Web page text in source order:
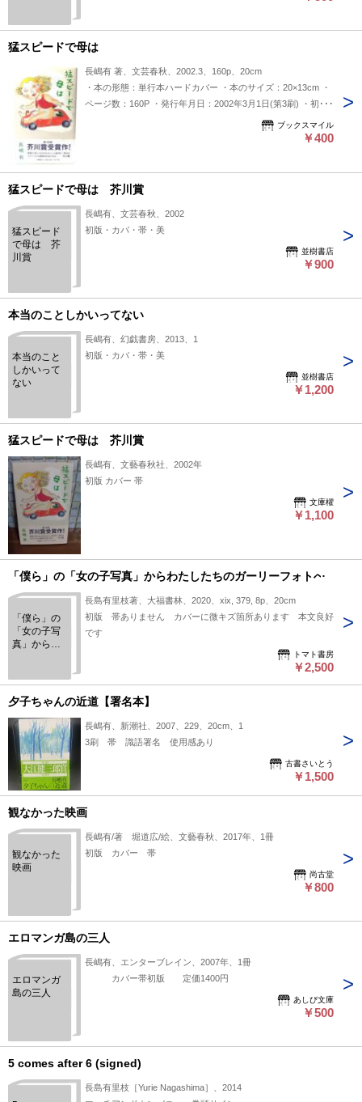
猛スピードで母は
長嶋有 著、文芸春秋、2002.3、160p、20cm
・本の形態：単行本ハードカバー ・本のサイズ：20×13cm ・
ページ数：160P ・発行年月日：2002年3月1日(第3刷) ・初版
年月日：2002年1月30日 ・ISBN：9784163206509 ◆本の状
態：並上 ・天に目立つ埃シミ多くあり。・表紙カバー、本文
ブックスマイル
￥400
猛スピードで母は 芥川賞
猛スピード
で母は 芥
川賞
長嶋有、文芸春秋、2002
初版・カバ・帯・美
並樹書店
￥900
本当のことしかいってない
本当のこと
しかいって
ない
長嶋有、幻戯書房、2013、1
初版・カバ・帯・美
並樹書店
￥1,200
猛スピードで母は 芥川賞
長嶋有、文藝春秋社、2002年
初版 カバー 帯
文庫櫂
￥1,100
「僕ら」の「女の子写真」からわたしたちのガーリーフォトへ
「僕ら」の
「女の子写
真」からわ
ォトへ
長島有里枝著、大福書林、2020、xix, 379, 8p、20cm
初版 帯ありません カバーに微キズ箇所あります 本文良好
です
トマト書房
￥2,500
夕子ちゃんの近道【署名本】
長嶋有、新潮社、2007、229、20cm、1
3刷 帯 識語署名 使用感あり
古書さいとう
￥1,500
観なかった映画
観なかった
映画
長嶋有/著 堀道広/絵、文藝春秋、2017年、1冊
初版 カバー 帯
尚古堂
￥800
エロマンガ島の三人
エロマンガ
島の三人
長嶋有、エンターブレイン、2007年、1冊
カバー帯初版 定価1400円
あしび文庫
￥500
5 comes after 6 (signed)
長島有里枝［Yurie Nagashima］、2014